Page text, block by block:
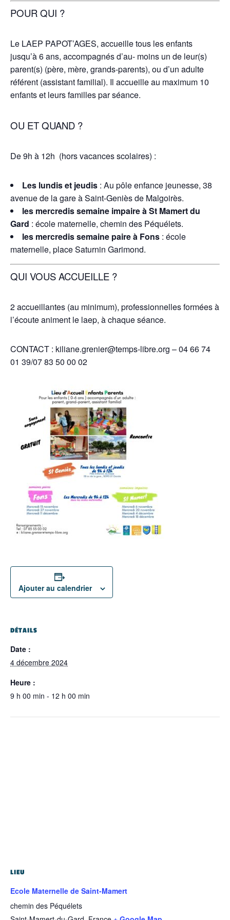
POUR QUI ?
Le LAEP PAPOT’AGES, accueille tous les enfants
jusqu’à 6 ans, accompagnés d’au- moins un de leur(s)
parent(s) (père, mère, grands-parents), ou d’un adulte
référent (assistant familial). Il accueille au maximum 10
enfants et leurs familles par séance.
OU ET QUAND ?
De 9h à 12h (hors vacances scolaires) :
Les lundis et jeudis : Au pôle enfance jeunesse, 38
avenue de la gare à Saint-Geniès de Malgoirès.
les mercredis semaine impaire à St Mamert du
Gard : école maternelle, chemin des Péquélets.
les mercredis semaine paire à Fons : école
maternelle, place Saturnin Garimond.
QUI VOUS ACCUEILLE ?
2 accueillantes (au minimum), professionnelles formées à
l’écoute animent le laep, à chaque séance.
CONTACT : kiliane.grenier@temps-libre.org – 04 66 74
01 39/07 83 50 00 02
Ajouter au calendrier
DÉTAILS
Date :
4 décembre 2024
Heure :
9 h 00 min - 12 h 00 min
LIEU
Ecole Maternelle de Saint-Mamert
chemin des Péquélets